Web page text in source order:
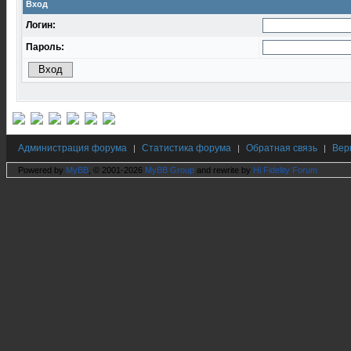
Вход
Логин:
Пароль:
Администрация форума | Статистика форума | Обратная связь |
Powered by MyBB , © 2001-2026 MyBB Group and rewrite by Hi Fidelity Forum